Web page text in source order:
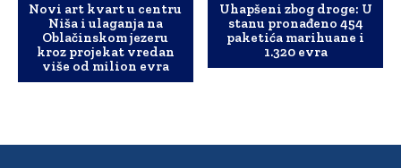
Novi art kvart u centru
Niša i ulaganja na
Oblačinskom jezeru
kroz projekat vredan
više od milion evra
Uhapšeni zbog droge: U
stanu pronađeno 454
paketića marihuane i
1.320 evra